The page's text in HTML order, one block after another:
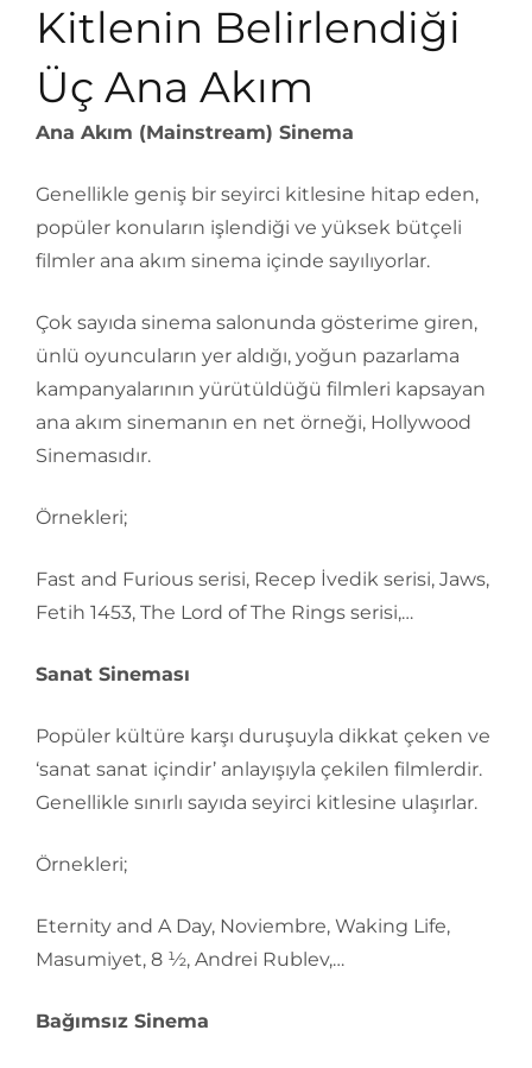
Kitlenin Belirlendiği
Üç Ana Akım
Ana Akım (Mainstream) Sinema
Genellikle geniş bir seyirci kitlesine hitap eden,
popüler konuların işlendiği ve yüksek bütçeli
filmler ana akım sinema içinde sayılıyorlar.
Çok sayıda sinema salonunda gösterime giren,
ünlü oyuncuların yer aldığı, yoğun pazarlama
kampanyalarının yürütüldüğü filmleri kapsayan
ana akım sinemanın en net örneği, Hollywood
Sinemasıdır.
Örnekleri;
Fast and Furious serisi, Recep İvedik serisi, Jaws,
Fetih 1453, The Lord of The Rings serisi,…
Sanat Sineması
Popüler kültüre karşı duruşuyla dikkat çeken ve
‘sanat sanat içindir’ anlayışıyla çekilen filmlerdir.
Genellikle sınırlı sayıda seyirci kitlesine ulaşırlar.
Örnekleri;
Eternity and A Day, Noviembre, Waking Life,
Masumiyet, 8 ½, Andrei Rublev,…
Bağımsız Sinema